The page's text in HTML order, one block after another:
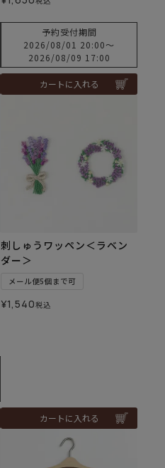
予約受付期間
2026/08/01 20:00〜
2026/08/09 17:00
カートに入れる
刺しゅうワッペン＜ラベン
ダー＞
メール便5個まで可
¥1,540税込
カートに入れる